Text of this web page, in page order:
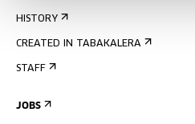
HISTORY
CREATED IN TABAKALERA
STAFF
JOBS